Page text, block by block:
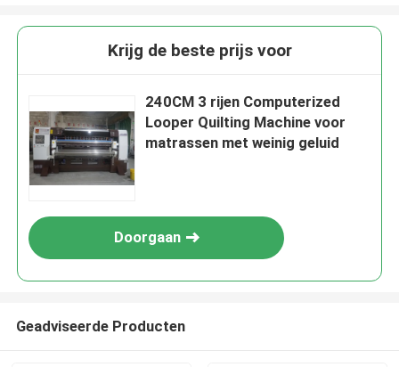
Krijg de beste prijs voor
240CM 3 rijen Computerized
Looper Quilting Machine voor
matrassen met weinig geluid
Doorgaan
Geadviseerde Producten